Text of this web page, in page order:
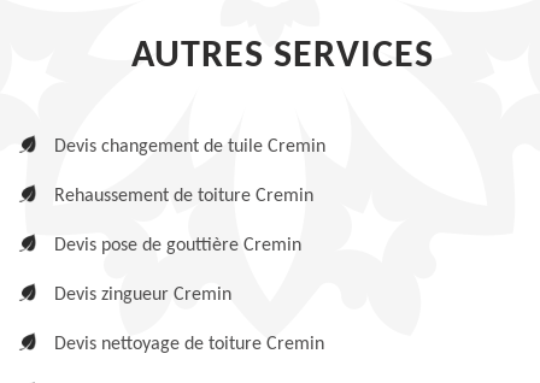
AUTRES SERVICES
Devis changement de tuile Cremin
Rehaussement de toiture Cremin
Devis pose de gouttière Cremin
Devis zingueur Cremin
Devis nettoyage de toiture Cremin